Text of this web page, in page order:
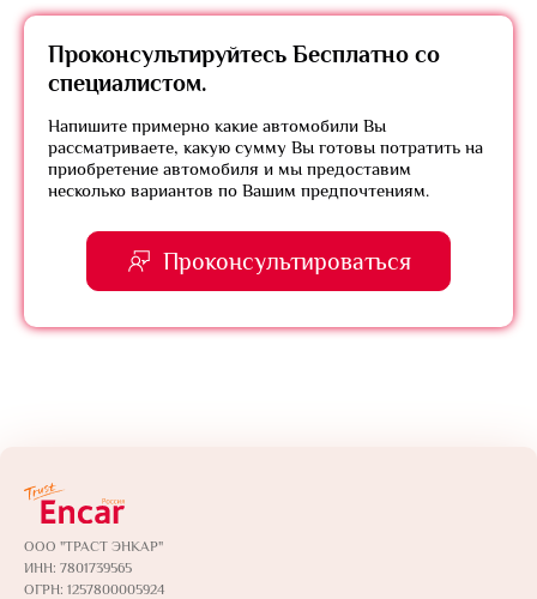
Проконсультируйтесь Бесплатно со
специалистом.
Напишите примерно какие автомобили Вы
рассматриваете, какую сумму Вы готовы потратить на
приобретение автомобиля и мы предоставим
несколько вариантов по Вашим предпочтениям.
Проконсультироваться
ООО "ТРАСТ ЭНКАР"
ИНН: 7801739565
ОГРН: 1257800005924